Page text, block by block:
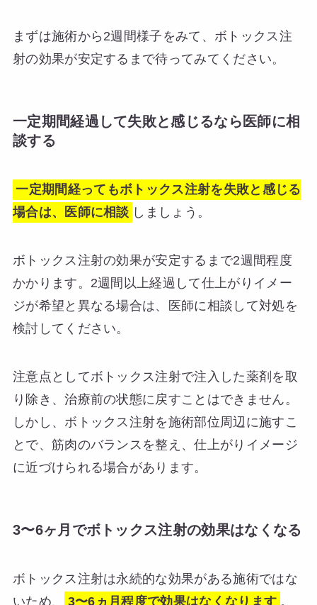
まずは施術から2週間様子をみて、ボトックス注
射の効果が安定するまで待ってみてください。
一定期間経過して失敗と感じるなら医師に相
談する
一定期間経ってもボトックス注射を失敗と感じる
場合は、医師に相談 しましょう。
ボトックス注射の効果が安定するまで2週間程度
かかります。2週間以上経過して仕上がりイメー
ジが希望と異なる場合は、医師に相談して対処を
検討してください。
注意点としてボトックス注射で注入した薬剤を取
り除き、治療前の状態に戻すことはできません。
しかし、ボトックス注射を施術部位周辺に施すこ
とで、筋肉のバランスを整え、仕上がりイメージ
に近づけられる場合があります。
3〜6ヶ月でボトックス注射の効果はなくなる
ボトックス注射は永続的な効果がある施術ではな
いため、
3〜6ヵ月程度で効果はなくなります 。